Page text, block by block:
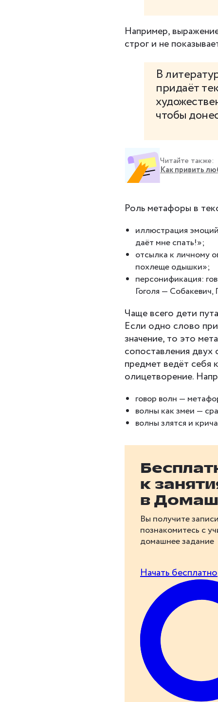
Например,
строг и не
В
придаёт
чтобы
Читайте также:
Как привить
Роль метафоры в
иллюстрация
даёт мне спать!»;
отсылка к личному
похлеще одышки»;
персонификация:
Гоголя —
Чаще всего дети
Если одно слово
значение, то это
сопоставления
предмет ведёт себя
олицетворение.
говор волн —
волны как змеи —
волны злятся и
к
в
Вы получите
познакомитесь с
домашнее задание
Начать бесплатно